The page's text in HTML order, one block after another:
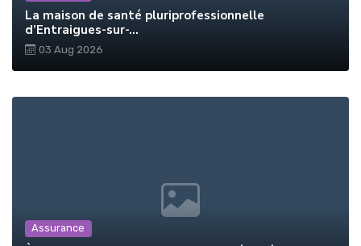
La maison de santé pluriprofessionnelle
d’Entraigues-sur-...
03 Aug 2026
Assurance